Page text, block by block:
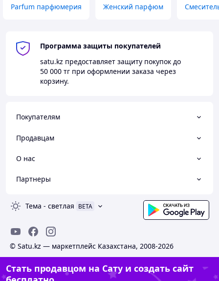
Parfum парфюмерия Женский парфюм
Программа защиты покупателей
satu.kz предоставляет защиту покупок до
50 000 тг при оформлении заказа через
корзину.
Покупателям
Продавцам
О нас
Партнеры
Тема - светлая BETA
© Satu.kz — маркетплейс Казахстана, 2008-2026
Стать продавцом на Сату и создать сайт